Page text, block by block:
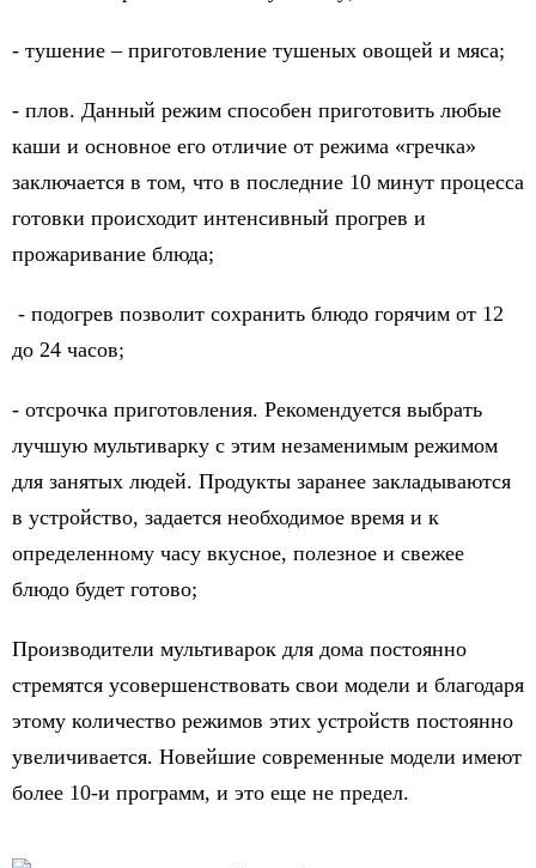
- тушение – приготовление тушеных овощей и мяса;
- плов. Данный режим способен приготовить любые
каши и основное его отличие от режима «гречка»
заключается в том, что в последние 10 минут процесса
готовки происходит интенсивный прогрев и
прожаривание блюда;
- подогрев позволит сохранить блюдо горячим от 12
до 24 часов;
- отсрочка приготовления. Рекомендуется выбрать
лучшую мультиварку с этим незаменимым режимом
для занятых людей. Продукты заранее закладываются
в устройство, задается необходимое время и к
определенному часу вкусное, полезное и свежее
блюдо будет готово;
Производители мультиварок для дома постоянно
стремятся усовершенствовать свои модели и благодаря
этому количество режимов этих устройств постоянно
увеличивается. Новейшие современные модели имеют
более 10-и программ, и это еще не предел.